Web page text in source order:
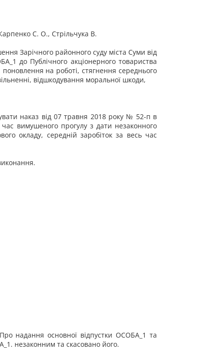
С. О., Стрільчука В.
Зарічного районного суду міста Суми від
до Публічного акціонерного товариства
на роботі, стягнення середнього
відшкодування моральної шкоди,
наказ від 07 травня 2018 року № 52-п в
час вимушеного прогулу з дати незаконного
окладу, середній заробіток за весь час
надання основної відпустки ОСОБА_1 та
незаконним та скасовано його.